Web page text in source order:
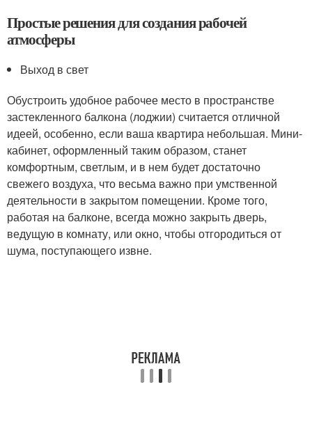
Простые решения для создания рабочей
атмосферы
Выход в свет
Обустроить удобное рабочее место в пространстве
застекленного балкона (лоджии) считается отличной
идеей, особенно, если ваша квартира небольшая. Мини-
кабинет, оформленный таким образом, станет
комфортным, светлым, и в нем будет достаточно
свежего воздуха, что весьма важно при умственной
деятельности в закрытом помещении. Кроме того,
работая на балконе, всегда можно закрыть дверь,
ведущую в комнату, или окно, чтобы отгородиться от
шума, поступающего извне.